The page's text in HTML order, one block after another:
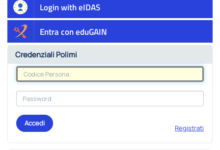
Login with eIDAS
Entra con eduGAIN
Credenziali Polimi
Accedi
Registrati